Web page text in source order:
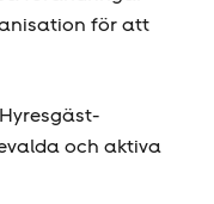
för att
och aktiva